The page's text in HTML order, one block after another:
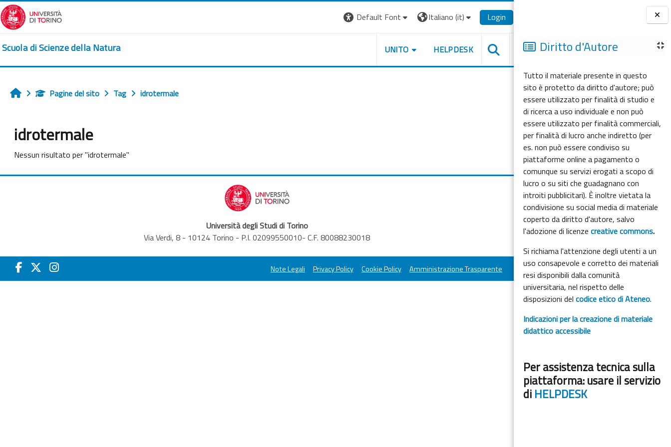
Vai al contenuto principale
Blocchi
Diritto d'Autore
Tutto il materiale presente in questo
sito è protetto da diritto d'autore; può
essere utilizzato per finalità di studio e
di ricerca a uso individuale e non può
essere utilizzato per finalità commerciali,
per finalità di lucro anche indiretto (per
es. non può essere condiviso su
piattaforme online a pagamento o
comunque su servizi erogati a scopo di
lucro o su siti che guadagnano con
introiti pubblicitari). È inoltre vietata la
condivisione su social media di materiale
coperto da diritto d'autore, salvo
l'adozione di licenzecreative commons.
Si richiama l'attenzione degli utenti a un
uso consapevole e corretto dei materiali
resi disponibili dalla comunità
universitaria, nel rispetto delle
disposizioni delcodice etico di Ateneo.
Indicazioni per la creazione di materiale
didattico accessibile
Per assistenza tecnica sulla
piattaforma: usare il servizio
di HELPDESK
Default Font Italiano ‎(it)‎ Login
Scuola di Scienze della Natura UNITO HELPDESK
HomePagine del sito Tag idrotermale
idrotermale
Nessun risultato per "idrotermale"
Università degli Studi di Torino
Via Verdi, 8 - 10124 Torino - P.I. 02099550010- C.F. 80088230018
Note Legali Privacy Policy Cookie Policy Amministrazione Trasparente